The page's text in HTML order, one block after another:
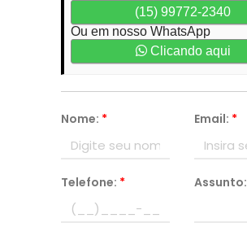
(15) 99772-2340
Ou em nosso WhatsApp
Clicando aqui
Nome: * Email: *
Telefone: * Assunto: